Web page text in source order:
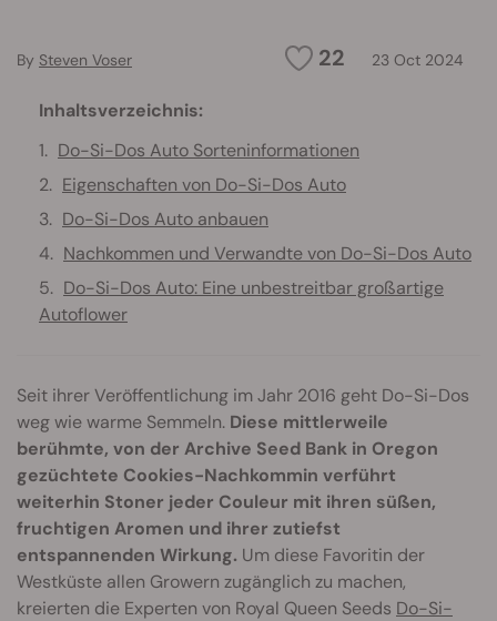
22 23 Oct 2024
By Steven Voser
Inhaltsverzeichnis:
Do-Si-Dos Auto Sorteninformationen
Eigenschaften von Do-Si-Dos Auto
Do-Si-Dos Auto anbauen
Nachkommen und Verwandte von Do-Si-Dos Auto
Do-Si-Dos Auto: Eine unbestreitbar großartige
Autoflower
Seit ihrer Veröffentlichung im Jahr 2016 geht Do-Si-Dos
weg wie warme Semmeln. Diese mittlerweile
berühmte, von der Archive Seed Bank in Oregon
gezüchtete Cookies-Nachkommin verführt
weiterhin Stoner jeder Couleur mit ihren süßen,
fruchtigen Aromen und ihrer zutiefst
entspannenden Wirkung. Um diese Favoritin der
Westküste allen Growern zugänglich zu machen,
kreierten die Experten von Royal Queen Seeds Do-Si-